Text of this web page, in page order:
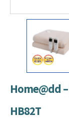
Home@dd
HB82T